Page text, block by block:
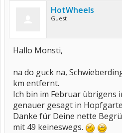
HotWheels
Guest
Hallo Monsti,
na do guck na,
km entfernt.
Ich bin im Februar übrigens
genauer gesagt in
Danke für Deine nette
mit 49 keineswegs.